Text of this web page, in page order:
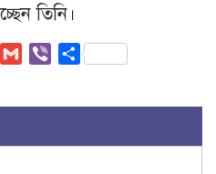
তিনি।
Copy
Gmail ViberShare